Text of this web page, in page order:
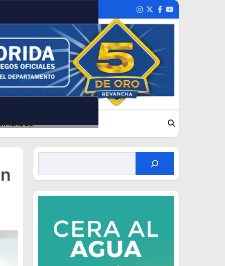
Instagram
TwitterFacebook
Youtube